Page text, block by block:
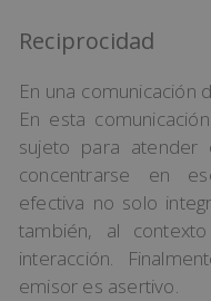
Reciprocidad
En una comunicación
En esta
sujeto para atender
concentrarse en
efectiva no solo
también, al
interacción.
emisor es asertivo.